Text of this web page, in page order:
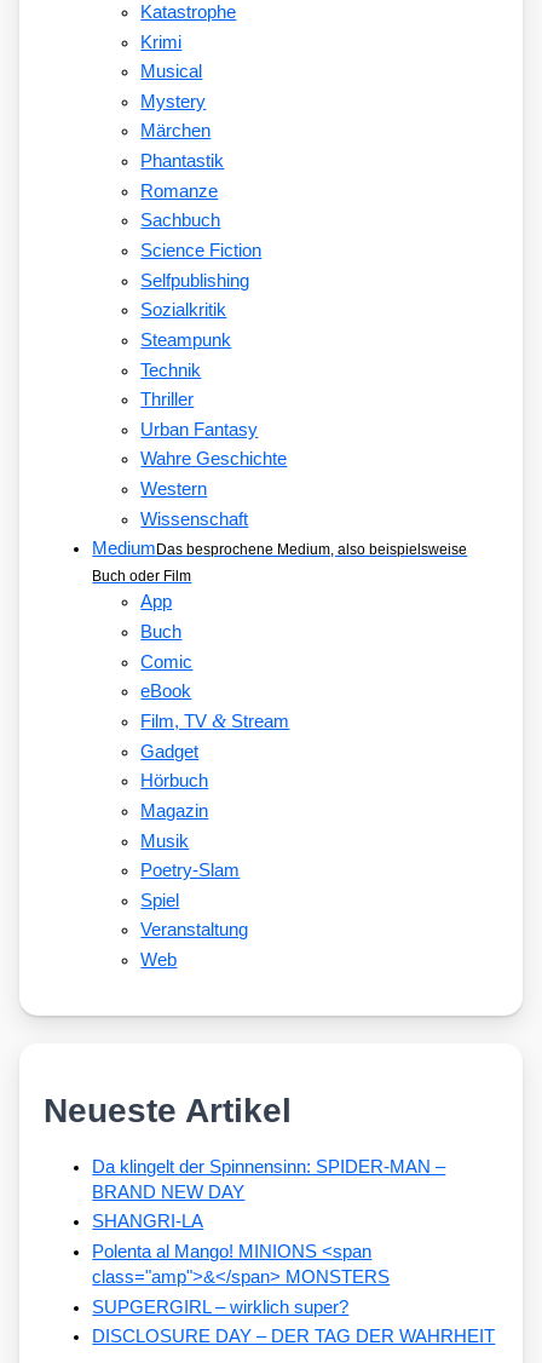
Katastrophe
Krimi
Musical
Mystery
Märchen
Phantastik
Romanze
Sachbuch
Science Fiction
Selfpublishing
Sozialkritik
Steampunk
Technik
Thriller
Urban Fantasy
Wahre Geschichte
Western
Wissenschaft
Medium Das besprochene Medium, also beispielsweise
Buch oder Film
App
Buch
Comic
eBook
Film, TV&Stream
Gadget
Hörbuch
Magazin
Musik
Poetry-Slam
Spiel
Veranstaltung
Web
Neueste Artikel
Da klingelt der Spinnensinn: SPIDER-MAN –
BRAND NEW DAY
SHANGRI-LA
Polenta al Mango! MINIONS <span
class="amp">&</span> MONSTERS
SUPGERGIRL – wirklich super?
DISCLOSURE DAY – DER TAG DER WAHRHEIT